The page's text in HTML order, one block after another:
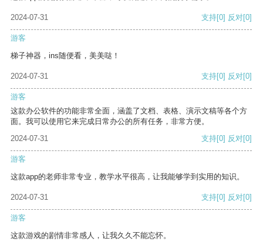
2024-07-31 支持[0] 反对[0]
游客
梯子神器，ins随便看，美美哒！
2024-07-31 支持[0] 反对[0]
游客
这款办公软件的功能非常全面，涵盖了文档、表格、演示文稿等各个方
面。我可以使用它来完成日常办公的所有任务，非常方便。
2024-07-31
支持[0] 反对[0]
游客
这款app的老师非常专业，教学水平很高，让我能够学到实用的知识。
2024-07-31 支持[0] 反对[0]
游客
这款游戏的剧情非常感人，让我久久不能忘怀。